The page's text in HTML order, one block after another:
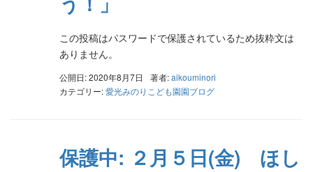
この投稿はパスワードで保護されているため抜粋文は
ありません。
公開日: 2020年8月7日 著者:aikouminori
カテゴリー:愛光みのりこども園園ブログ
保護中: ２月５日(金) ほし